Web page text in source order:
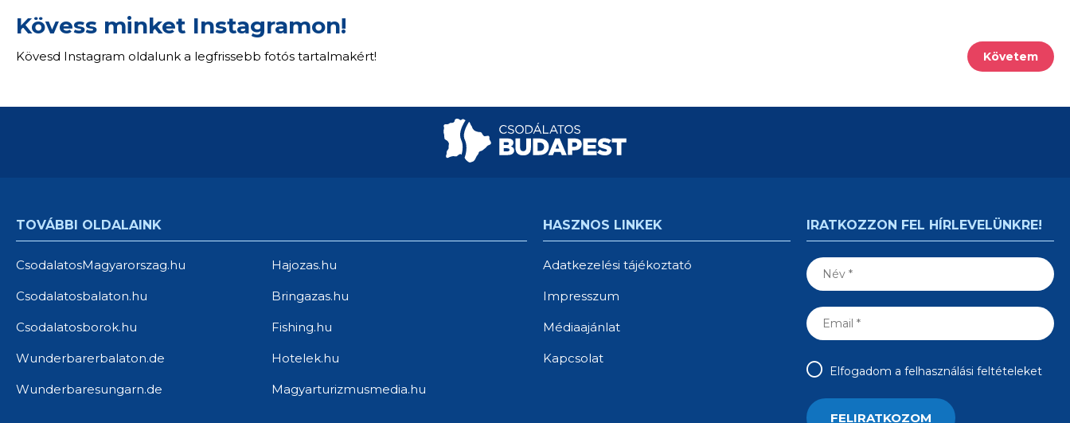
Kövess minket Instagramon!
Kövesd Instagram oldalunk a legfrissebb fotós tartalmakért! Követem
TOVÁBBI OLDALAINK
CsodalatosMagyarorszag.hu
Csodalatosbalaton.hu
Csodalatosborok.hu
Wunderbarerbalaton.de
Wunderbaresungarn.de
Hajozas.hu
Bringazas.hu
Fishing.hu
Hotelek.hu
Magyarturizmusmedia.hu
HASZNOS LINKEK
Adatkezelési tájékoztató
Impresszum
Médiaajánlat
Kapcsolat
IRATKOZZON FEL HÍRLEVELÜNKRE!
Elfogadom a felhasználási feltételeket